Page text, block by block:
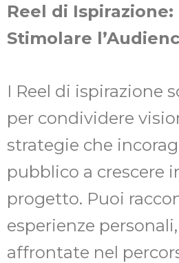
Reel di
Stimolare
I Reel di ispirazione
per condividere
strategie che
pubblico a crescere
progetto. Puoi
esperienze
affrontate nel